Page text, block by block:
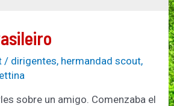
/ dirigentes, hermandad scout,
sobre un amigo. Comenzaba el